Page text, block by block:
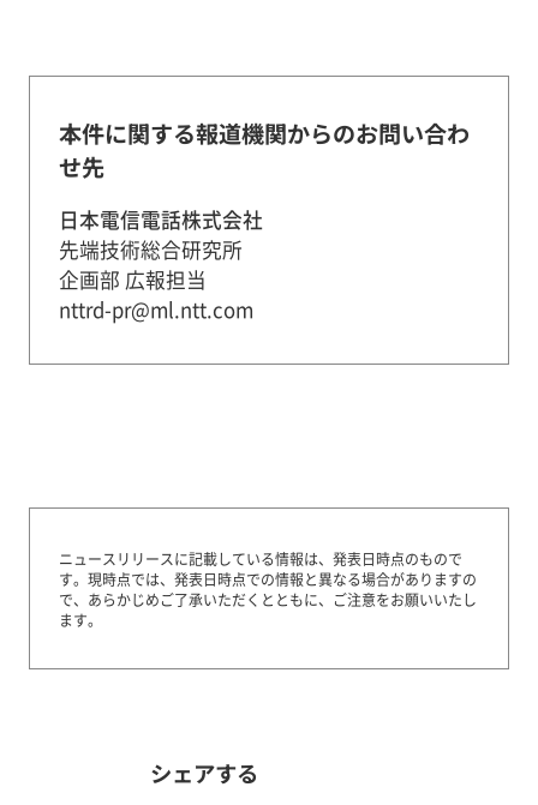
本件に関する報道機関からのお問い合わ
せ先
日本電信電話株式会社
先端技術総合研究所
企画部 広報担当
nttrd-pr@ml.ntt.com
ニュースリリースに記載している情報は、発表日時点のもので
す。 現時点では、発表日時点での情報と異なる場合がありますの
で、あらかじめご了承いただくとともに、ご注意をお願いいたし
ます。
シェアする